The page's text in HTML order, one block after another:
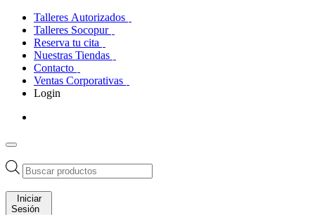
Talleres Autorizados
Talleres Socopur
Reserva tu cita
Nuestras Tiendas
Contacto
Ventas Corporativas
Login
Búsqueda
de
productos
Iniciar
Sesión